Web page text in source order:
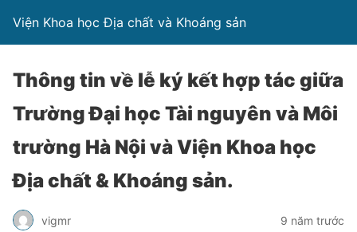
Viện Khoa học Địa chất và Khoáng sản
Thông tin về lễ ký kết hợp tác giữa
Trường Đại học Tài nguyên và Môi
trường Hà Nội và Viện Khoa học
Địa chất & Khoáng sản.
vigmr 9 năm trước